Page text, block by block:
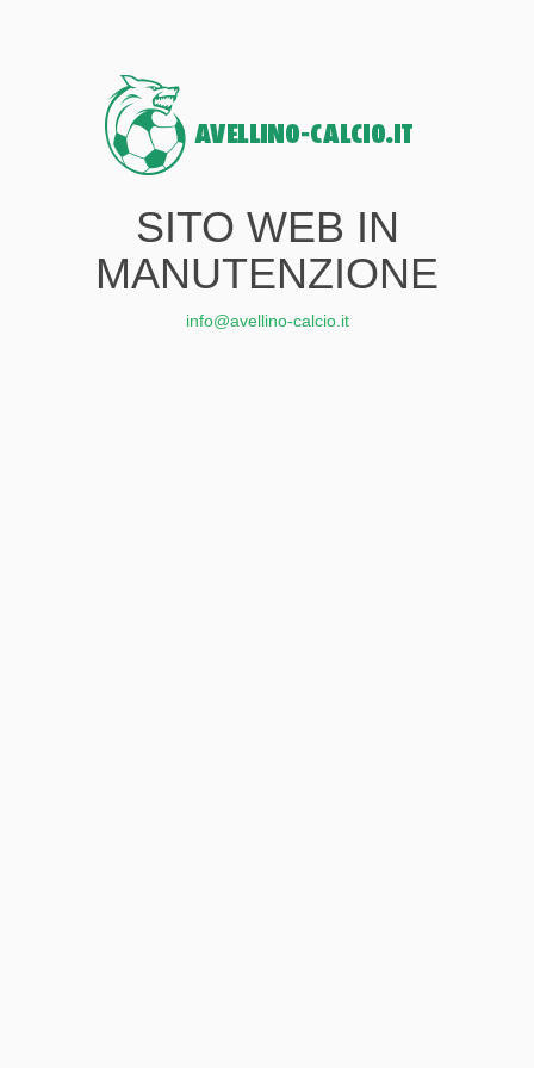
SITO WEB IN
MANUTENZIONE
info@avellino-calcio.it